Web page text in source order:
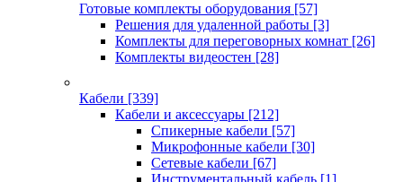
Готовые комплекты оборудования [57]
Решения для удаленной работы [3]
Комплекты для переговорных комнат [26]
Комплекты видеостен [28]
Кабели [339]
Кабели и аксессуары [212]
Спикерные кабели [57]
Микрофонные кабели [30]
Сетевые кабели [67]
Инструментальный кабель [1]